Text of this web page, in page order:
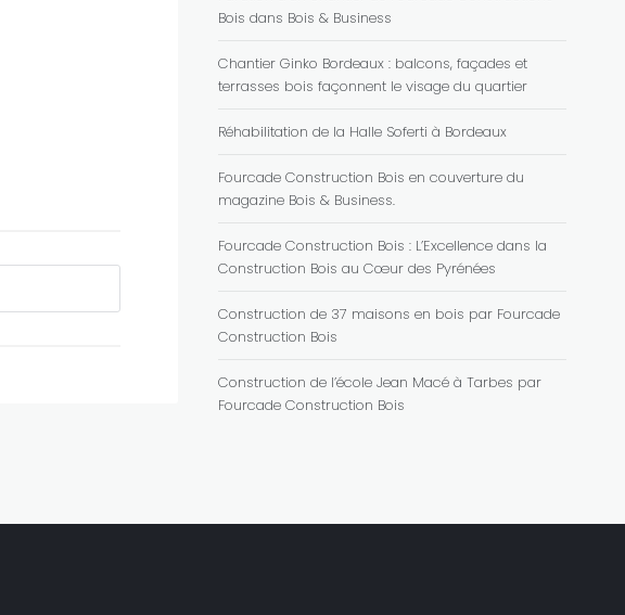
Bois dans Bois & Business
Chantier Ginko Bordeaux : balcons, façades et
terrasses bois façonnent le visage du quartier
Réhabilitation de la Halle Soferti à Bordeaux
Fourcade Construction Bois en couverture du
magazine Bois & Business.
Fourcade Construction Bois : L’Excellence dans la
Construction Bois au Cœur des Pyrénées
Construction de 37 maisons en bois par Fourcade
Construction Bois
Construction de l’école Jean Macé à Tarbes par
Fourcade Construction Bois